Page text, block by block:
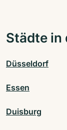
Städte in
Düsseldorf
Essen
Duisburg